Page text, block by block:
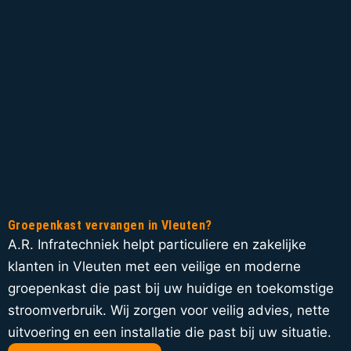
Groepenkast vervangen in Vleuten?
A.R. Infratechniek helpt particuliere en zakelijke
klanten in Vleuten met een veilige en moderne
groepenkast die past bij uw huidige en toekomstige
stroomverbruik. Wij zorgen voor veilig advies, nette
uitvoering en een installatie die past bij uw situatie.